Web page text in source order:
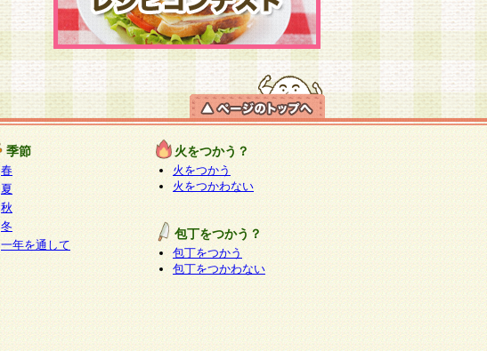
季節
春
夏
秋
冬
一年を通して
火をつかう？
火をつかう
火をつかわない
包丁をつかう？
包丁をつかう
包丁をつかわない